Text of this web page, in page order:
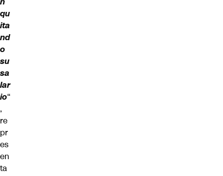
qu
ita
nd
o
su
sa
lar
io“
,
re
pr
es
en
ta